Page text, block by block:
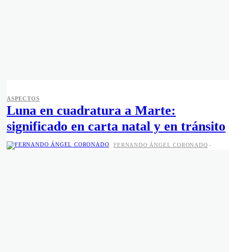
ASPECTOS
Luna en cuadratura a Marte:
significado en carta natal y en tránsito
FERNANDO ÁNGEL CORONADO -